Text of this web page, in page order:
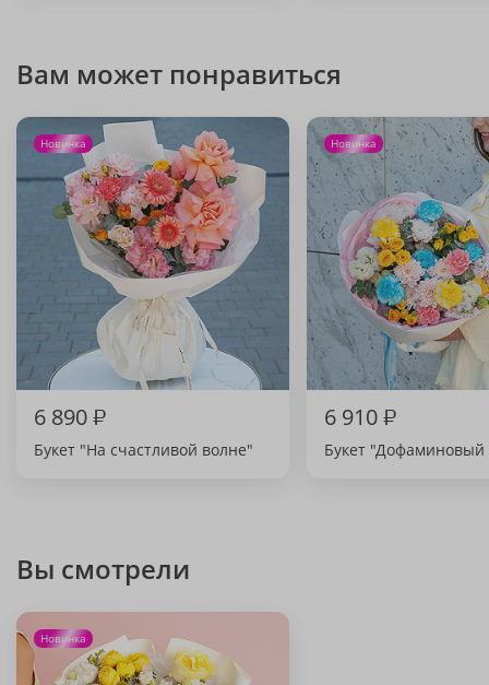
Вам может понравиться
Новинка
6 890₽
Букет "На счастливой волне"
Новинка
6 910₽
Букет "Дофаминовый
Вы смотрели
Новинка